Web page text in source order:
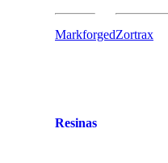
MarkforgedZortrax
Resinas